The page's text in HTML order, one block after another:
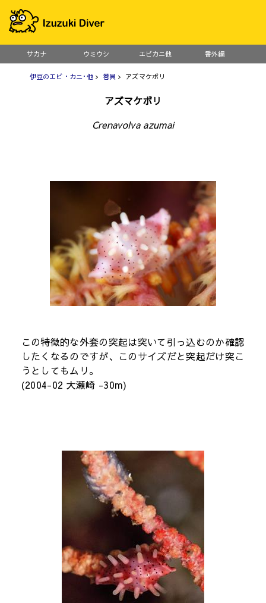
サカナ ウミウシ エビカニ他 番外編
伊豆のエビ・カニ･他> 巻貝 > アズマケボリ
アズマケボリ
Crenavolva azumai
この特徴的な外套の突起は突いて引っ込むのか確認
したくなるのですが、このサイズだと突起だけ突こ
うとしてもムリ。
(2004-02 大瀬崎 -30m)